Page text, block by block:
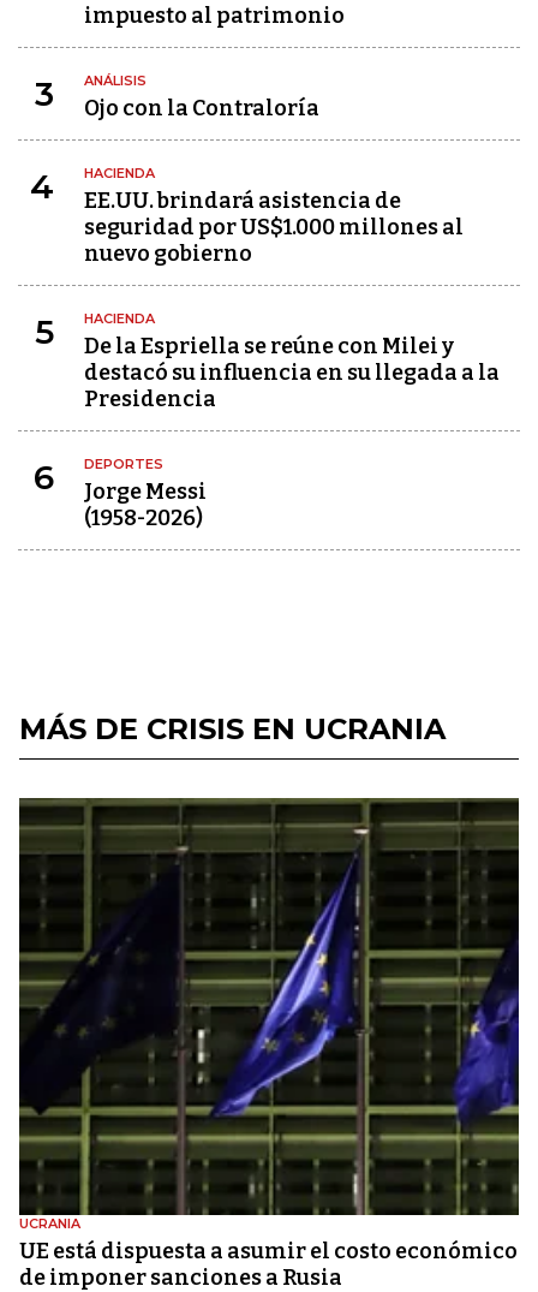
impuesto al patrimonio
3 ANÁLISIS
Ojo con la Contraloría
4 HACIENDA
EE.UU. brindará asistencia de
seguridad por US$1.000 millones al
nuevo gobierno
5 HACIENDA
De la Espriella se reúne con Milei y
destacó su influencia en su llegada a la
Presidencia
6 DEPORTES
Jorge Messi
(1958-2026)
MÁS DE CRISIS EN UCRANIA
UCRANIA
UE está dispuesta a asumir el costo económico
de imponer sanciones a Rusia